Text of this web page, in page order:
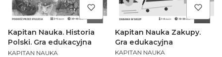
Kapitan Nauka. Historia
Polski. Gra edukacyjna
PRODUCENT
KAPITAN NAUKA
Kapitan Nauka Zakupy.
Gra edukacyjna
PRODUCENT
KAPITAN NAUKA